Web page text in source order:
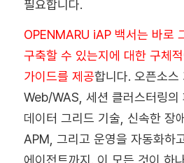
필요합니다.
OPENMARU iAP 백서는 바로
구축할 수 있는지에 대한 구체
가이드를 제공합니다. 오픈소스
Web/WAS, 세션 클러스터링의
데이터 그리드 기술, 신속한 장
APM, 그리고 운영을 자동화하